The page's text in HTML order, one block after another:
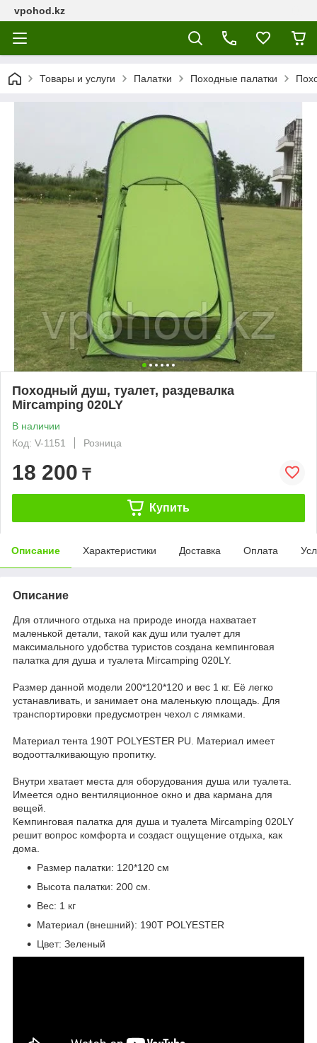
vpohod.kz
Товары и услуги Палатки Походные палатки
Походный душ, туалет, раздевалка
Mircamping 020LY
В наличии
Код: V-1151
Розница
18 200 ₸
Купить
Описание Характеристики Доставка Оплата
Описание
Для отличного отдыха на природе иногда нахватает
маленькой детали, такой как душ или туалет для
максимального удобства туристов создана кемпинговая
палатка для душа и туалета Mircamping 020LY.
Размер данной модели 200*120*120 и вес 1 кг. Её легко
устанавливать, и занимает она маленькую площадь. Для
транспортировки предусмотрен чехол с лямками.
Материал тента 190T POLYESTER PU. Материал имеет
водоотталкивающую пропитку.
Внутри хватает места для оборудования душа или туалета.
Имеется одно вентиляционное окно и два кармана для
вещей.
Кемпинговая палатка для душа и туалета Mircamping 020LY
решит вопрос комфорта и создаст ощущение отдыха, как
дома.
Размер палатки: 120*120 см
Высота палатки: 200 см.
Вес: 1 кг
Материал (внешний): 190T POLYESTER
Цвет: Зеленый